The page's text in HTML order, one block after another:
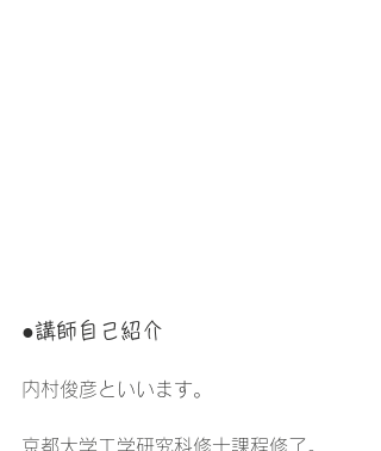
●講師自己紹介
内村俊彦といいます。
京都大学工学研究科修士課程修了。